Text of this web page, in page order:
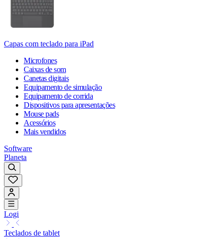
Capas com teclado para iPad
Microfones
Caixas de som
Canetas digitais
Equipamento de simulação
Equipamento de corrida
Dispositivos para apresentações
Mouse pads
Acessórios
Mais vendidos
Software
Planeta
Logi
Teclados de tablet